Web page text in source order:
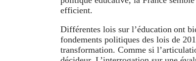
efficient.
Différentes lois sur l’éducation ont
fondements politiques des lois de
transformation. Comme si